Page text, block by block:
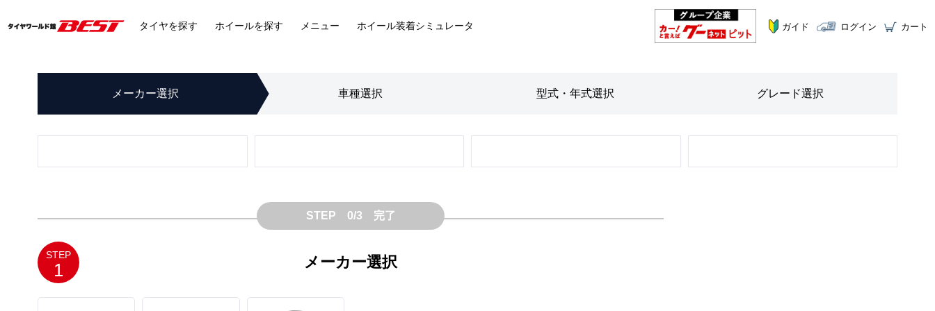
タイヤを探す ホイールを探す メニュー ホイール装着シミュレータ ガイド ログイン カート
メーカー選択 車種選択 型式・年式選択 グレード選択
STEP 0/3 完了
STEP
1 メーカー選択